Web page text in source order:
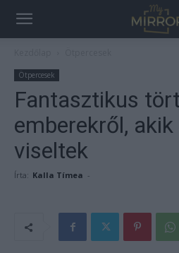
Ötpercesek
Fantasztikus
emberekről,
viseltek
Írta: Kalla Tímea -